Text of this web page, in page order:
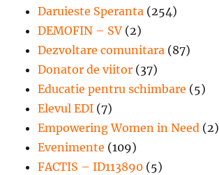
Daruieste Speranta (254)
DEMOFIN – SV (2)
Dezvoltare comunitara (87)
Donator de viitor (37)
Educatie pentru schimbare (5)
Elevul EDI (7)
Empowering Women in Need (2)
Evenimente (109)
FACTIS – ID113890 (5)